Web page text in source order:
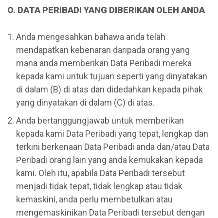
O. DATA PERIBADI YANG DIBERIKAN OLEH ANDA
Anda mengesahkan bahawa anda telah
mendapatkan kebenaran daripada orang yang
mana anda memberikan Data Peribadi mereka
kepada kami untuk tujuan seperti yang dinyatakan
di dalam (B) di atas dan didedahkan kepada pihak
yang dinyatakan di dalam (C) di atas.
Anda bertanggungjawab untuk memberikan
kepada kami Data Peribadi yang tepat, lengkap dan
terkini berkenaan Data Peribadi anda dan/atau Data
Peribadi orang lain yang anda kemukakan kepada
kami. Oleh itu, apabila Data Peribadi tersebut
menjadi tidak tepat, tidak lengkap atau tidak
kemaskini, anda perlu membetulkan atau
mengemaskinikan Data Peribadi tersebut dengan